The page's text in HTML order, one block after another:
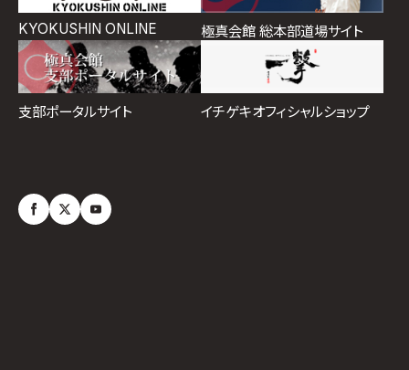
KYOKUSHIN ONLINE 極真会館 総本部道場サイト
支部ポータルサイト イチゲキオフィシャルショップ